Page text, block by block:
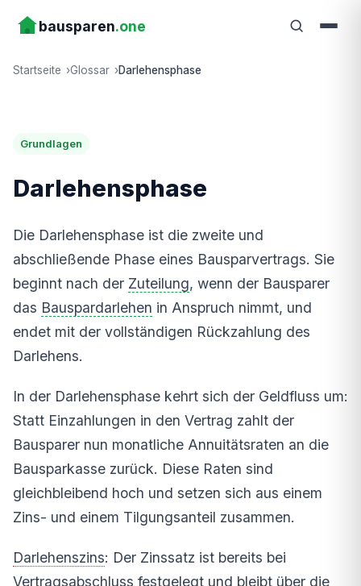
bausparen.one
Startseite Glossar Darlehensphase
Grundlagen
Darlehensphase
Die Darlehensphase ist die zweite und
abschließende Phase eines Bausparvertrags. Sie
beginnt nach der Zuteilung, wenn der Bausparer
das Bauspardarlehen in Anspruch nimmt, und
endet mit der vollständigen Rückzahlung des
Darlehens.
In der Darlehensphase kehrt sich der Geldfluss um:
Statt Einzahlungen in den Vertrag zahlt der
Bausparer nun monatliche Annuitätsraten an die
Bausparkasse zurück. Diese Raten sind
gleichbleibend hoch und setzen sich aus einem
Zins- und einem Tilgungsanteil zusammen.
Darlehenszins: Der Zinssatz ist bereits bei
Vertragsabschluss festgelegt und bleibt über die